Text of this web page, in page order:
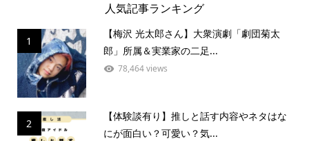
人気記事ランキング
1
【梅沢 光太郎さん】大衆演劇「劇団菊太
郎」所属＆実業家の二足...
78,464 views
2
【体験談有り】推しと話す内容やネタはな
にが面白い？可愛い？気...